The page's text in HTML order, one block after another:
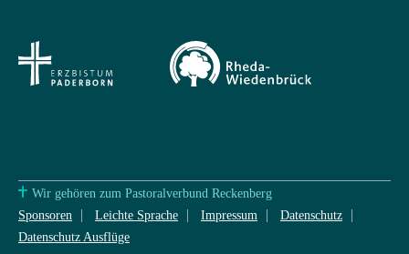
Wir gehören zum Pastoralverbund Reckenberg
Sponsoren
Leichte Sprache Impressum
Datenschutz
Datenschutz Ausflüge